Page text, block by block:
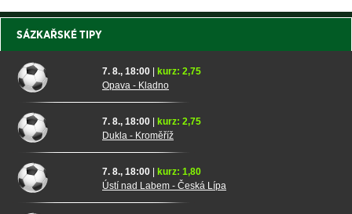
SÁZKAŘSKÉ TIPY
7. 8., 18:00
kurz: 2,75
Opava - Kladno
7. 8., 18:00
kurz: 2,75
Dukla - Kroměříž
7. 8., 18:00
kurz: 1,80
Ústí nad Labem - Česká Lípa